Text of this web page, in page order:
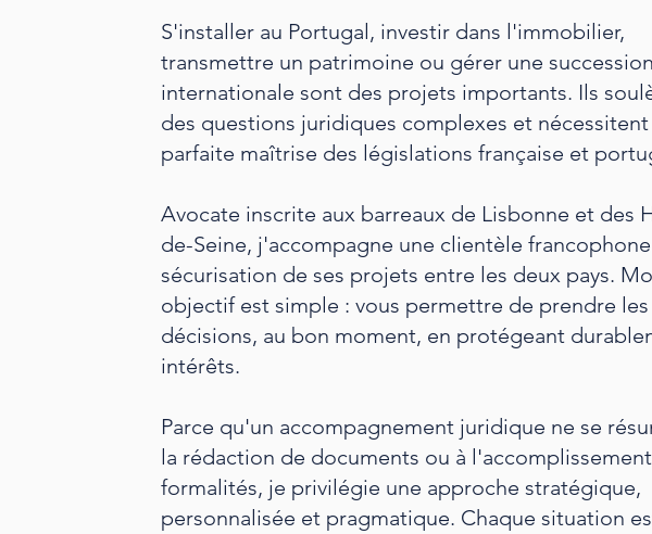
​S'installer au Portugal, investir dans l'immobilier,
transmettre un patrimoine ou gérer une succession
internationale sont des projets importants. Ils
des questions juridiques complexes et nécessitent
parfaite maîtrise des législations française et
Avocate inscrite aux barreaux de Lisbonne et des
de-Seine, j'accompagne une clientèle
sécurisation de ses projets entre les deux pays.
objectif est simple : vous permettre de prendre
décisions, au bon moment, en protégeant
intérêts.
Parce qu'un accompagnement juridique ne se
la rédaction de documents ou à
formalités, je privilégie une approche stratégique,
personnalisée et pragmatique. Chaque situation